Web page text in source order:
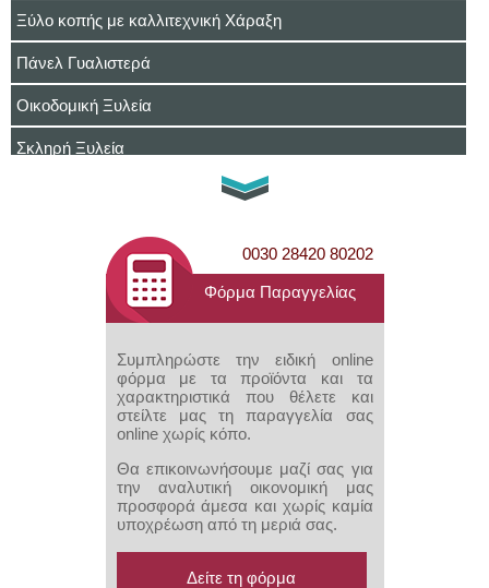
Ξύλο κοπής με καλλιτεχνική Χάραξη
Πάνελ Γυαλιστερά
Οικοδομική Ξυλεία
Σκληρή Ξυλεία
Επενδυμένα MDF - Νοβοπάν
Πατώματα Laminate
Πόρτα Laminate
Συρόμενες Πόρτες Ντουλάπας
0030 28420 80202
Φόρμα Παραγγελίας
Συμπληρώστε την ειδική online
φόρμα με τα προϊόντα και τα
χαρακτηριστικά που θέλετε και
στείλτε μας τη παραγγελία σας
online χωρίς κόπο.
Θα επικοινωνήσουμε μαζί σας για
την αναλυτική οικονομική μας
προσφορά άμεσα και χωρίς καμία
υποχρέωση από τη μεριά σας.
Δείτε τη φόρμα